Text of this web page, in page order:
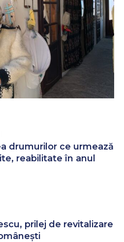
drumurilor ce urmează
reabilitate în anul
prilej de revitalizare